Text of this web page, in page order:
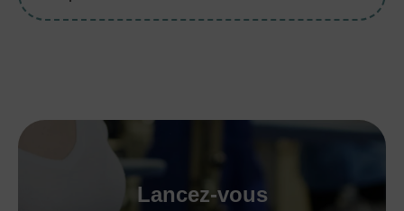
Lancez-vous